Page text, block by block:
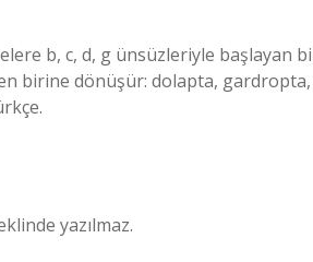
b, c, d, g ünsüzleriyle başlayan
dönüşür: dolapta, gardropta,
yazılmaz.